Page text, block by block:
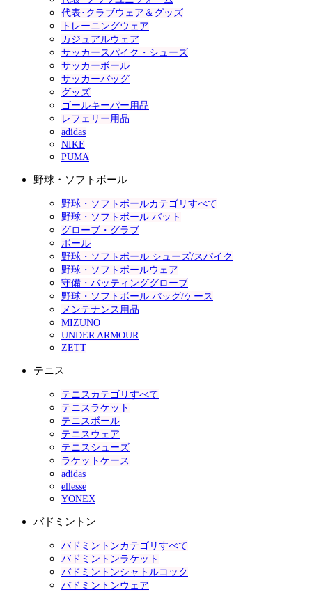
代表･クラブウェア＆グッズ
トレーニングウェア
カジュアルウェア
サッカースパイク・シューズ
サッカーボール
サッカーバッグ
グッズ
ゴールキーパー用品
レフェリー用品
adidas
NIKE
PUMA
野球・ソフトボール
野球・ソフトボールカテゴリすべて
野球・ソフトボール バット
グローブ・グラブ
ボール
野球・ソフトボール シューズ/スパイク
野球・ソフトボールウェア
守備・バッティンググローブ
野球・ソフトボール バッグ/ケース
メンテナンス用品
MIZUNO
UNDER ARMOUR
ZETT
テニス
テニスカテゴリすべて
テニスラケット
テニスボール
テニスウェア
テニスシューズ
ラケットケース
adidas
ellesse
YONEX
バドミントン
バドミントンカテゴリすべて
バドミントンラケット
バドミントンシャトルコック
バドミントンウェア